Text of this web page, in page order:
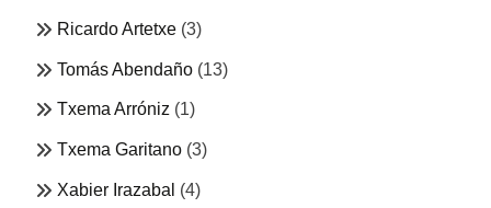
Ricardo Artetxe (3)
Tomás Abendaño (13)
Txema Arróniz (1)
Txema Garitano (3)
Xabier Irazabal (4)